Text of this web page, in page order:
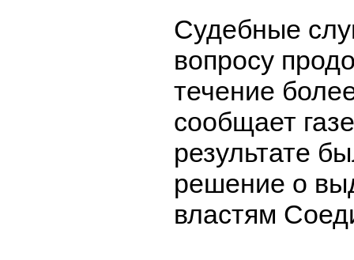
Судебные
вопросу
течение
сообщает
результате
решение о
властям